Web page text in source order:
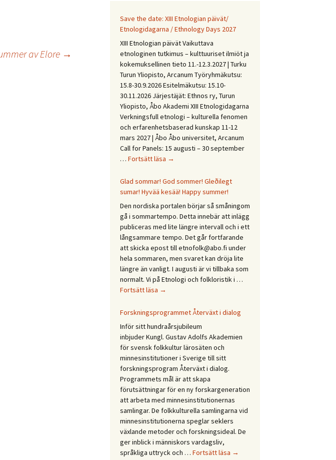
av Elore →
Save the date: XIII Etnologian päivät/
Etnologidagarna / Ethnology Days 2027
XIII Etnologian päivät Vaikuttava
etnologinen tutkimus – kulttuuriset ilmiöt ja
kokemuksellinen tieto 11.-12.3.2027 | Turku
Turun Yliopisto, Arcanum Työryhmäkutsu:
15.8-30.9.2026 Esitelmäkutsu: 15.10-
30.11.2026 Järjestäjät: Ethnos ry, Turun
Yliopisto, Åbo Akademi XIII Etnologidagarna
Verkningsfull etnologi – kulturella fenomen
och erfarenhetsbaserad kunskap 11-12
mars 2027 | Åbo Åbo universitet, Arcanum
Call for Panels: 15 augusti – 30 september
… Fortsätt läsa Save
date:
XIII
päivät/
Etnologidagarna
/
Ethnology
Days
2027
→
Glad sommar! God sommer! Gleðilegt
sumar! Hyvää kesää! Happy summer!
Den nordiska portalen börjar så småningom
gå i sommartempo. Detta innebär att inlägg
publiceras med lite längre intervall och i ett
långsammare tempo. Det går fortfarande
att skicka epost till etnofolk@abo.fi under
hela sommaren, men svaret kan dröja lite
längre än vanligt. I augusti är vi tillbaka som
normalt. Vi på Etnologi och folkloristik i …
Fortsätt läsa Glad
God
Gleðilegt
sumar!
Hyvää
kesää!
Happy
summer!
→
Forskningsprogrammet Återväxt i dialog
Inför sitt hundraårsjubileum
inbjuder Kungl. Gustav Adolfs Akademien
för svensk folkkultur lärosäten och
minnesinstitutioner i Sverige till sitt
forskningsprogram Återväxt i dialog.
Programmets mål är att skapa
förutsättningar för en ny forskargeneration
att arbeta med minnesinstitutionernas
samlingar. De folkkulturella samlingarna vid
minnesinstitutionerna speglar seklers
växlande metoder och forskningsideal. De
ger inblick i människors vardagsliv,
språkliga uttryck och … Fortsätt läsa Forskningsprogrammet
→